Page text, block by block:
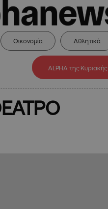
Οικονομία Αθλητικά
ALPHA της Κυριακής